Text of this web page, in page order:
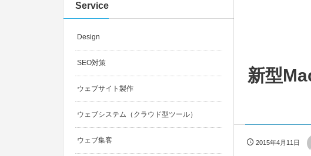
新型
2015年4月11日
Service
Design
SEO対策
ウェブサイト製作
ウェブシステム（クラウド型ツール）
ウェブ集客